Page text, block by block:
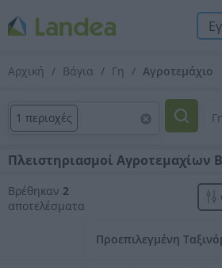
Αρχική Βάγια Γη Αγροτεμάχιο
1 περιοχές
Πλειστηριασμοί Αγροτεμαχίων
Βρέθηκαν 2
αποτελέσματα